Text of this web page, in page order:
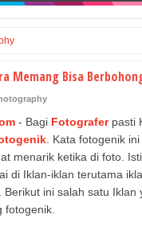
Memang Bisa
- Bagi Fotograferpasti
. Kata fotogenik
menarik ketika di foto.
di Iklan-iklan terutama
Berikut ini salah satu Iklan
fotogenik.